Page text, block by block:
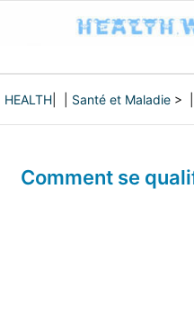
HEALTH Santé et Maladie > |
Comment se